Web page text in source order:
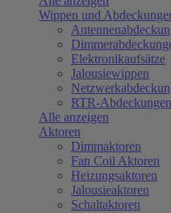
Wippen und
Elektronikaufsätze
Jalousiewippen
RTR-Abdeckungen
Alle anzeigen
Aktoren
Dimmaktoren
Fan Coil Aktoren
Heizungsaktoren
Jalousieaktoren
Schaltaktoren